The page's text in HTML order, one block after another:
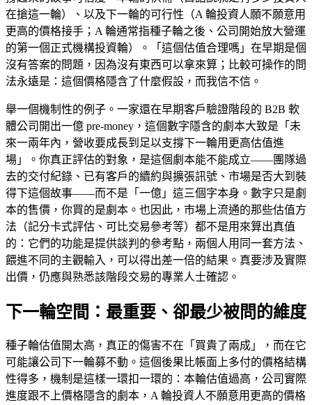
在搶這一輪）、以及下一輪的可行性（A 輪投資人願不願意用
更高的價格接手；A 輪通常指種子輪之後、公司開始放大營運
的第一個正式機構投資輪）。「這個估值合理嗎」在早期是個
沒有答案的問題，因為沒有東西可以拿來算；比較可操作的問
法永遠是：這個價格隱含了什麼假設，而我信不信。
舉一個機制性的例子。一家還在早期客戶驗證階段的 B2B 軟
體公司開出一億 pre-money，這個數字隱含的劇本大致是「未
來一兩年內，營收要成長到足以支撐下一輪用更高估值進
場」。你真正評估的對象，是這個劇本能不能成立——團隊過
去的交付紀錄、已有客戶的續約與擴張訊號、市場是否大到裝
得下這個故事——而不是「一億」這三個字本身。數字只是劇
本的售價，你買的是劇本。也因此，市場上流通的那些估值方
法（記分卡式評估、可比交易參考等）都不是用來算出真值
的：它們的功能是提供談判的參考點，兩個人用同一套方法、
餵進不同的主觀輸入，可以得出差一倍的結果。真要涉及實際
出價，仍應與熟悉該階段交易的專業人士確認。
下一輪空間：最重要、卻最少被問的維度
種子輪估值開太高，真正的傷害不在「買貴了兩成」，而在它
可能讓公司下一輪募不動。這個後果比帳面上多付的價格結構
性得多，機制是這樣一環扣一環的：本輪估值過高，公司實際
進度跟不上價格隱含的劇本，A 輪投資人不願意用更高的價格